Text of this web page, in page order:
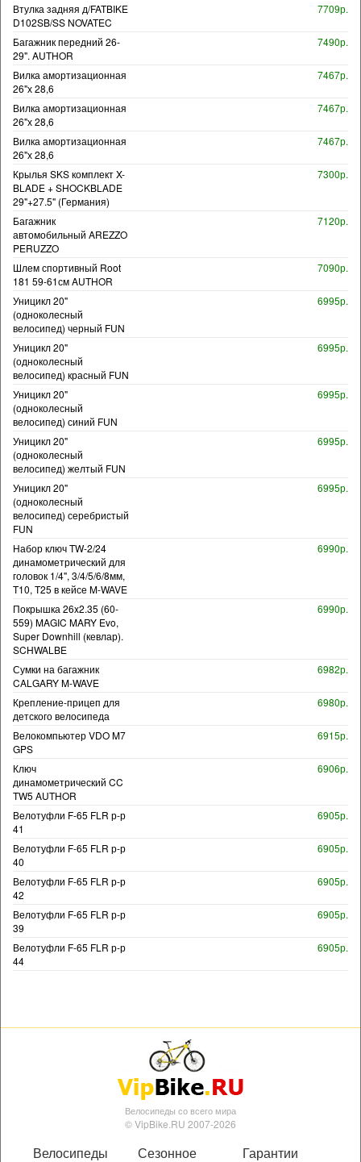
Втулка задняя д/FATBIKE
D102SB/SS NOVATEC
7709р.
Багажник передний 26-
29". AUTHOR
7490р.
Вилка амортизационная
26"х 28,6
7467р.
Вилка амортизационная
26"х 28,6
7467р.
Вилка амортизационная
26"х 28,6
7467р.
Крылья SKS комплект X-
BLADE + SHOCKBLADE
29"+27.5" (Германия)
7300р.
Багажник
автомобильный AREZZO
PERUZZO
7120р.
Шлем спортивный Root
181 59-61см AUTHOR
7090р.
Уницикл 20"
(одноколесный
велосипед) черный FUN
6995р.
Уницикл 20"
(одноколесный
велосипед) красный FUN
6995р.
Уницикл 20"
(одноколесный
велосипед) синий FUN
6995р.
Уницикл 20"
(одноколесный
велосипед) желтый FUN
6995р.
Уницикл 20"
(одноколесный
велосипед) серебристый
FUN
6995р.
Набор ключ TW-2/24
динамометрический для
головок 1/4", 3/4/5/6/8мм,
T10, T25 в кейсе M-WAVE
6990р.
Покрышка 26x2.35 (60-
559) MAGIC MARY Evo,
Super Downhill (кевлар).
SCHWALBE
6990р.
Сумки на багажник
CALGARY M-WAVE
6982р.
Крепление-прицеп для
детского велосипеда
6980р.
Велокомпьютер VDO M7
GPS
6915р.
Ключ
динамометрический CC
TW5 AUTHOR
6906р.
Велотуфли F-65 FLR р-р
41
6905р.
Велотуфли F-65 FLR р-р
40
6905р.
Велотуфли F-65 FLR р-р
42
6905р.
Велотуфли F-65 FLR р-р
39
6905р.
Велотуфли F-65 FLR р-р
44
6905р.
Велосипеды со всего мира
© VipBike.RU 2007-2026
Велосипеды
Сезонное
Гарантии